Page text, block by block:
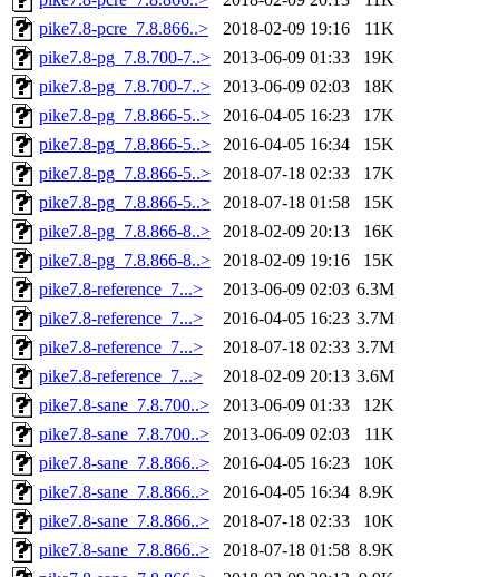
pike7.8-pcre_7.8.866..>
2018-02-09 19:16
11K
pike7.8-pg_7.8.700-7..>
2013-06-09 01:33
19K
pike7.8-pg_7.8.700-7..>
2013-06-09 02:03
18K
pike7.8-pg_7.8.866-5..>
2016-04-05 16:23
17K
pike7.8-pg_7.8.866-5..>
2016-04-05 16:34
15K
pike7.8-pg_7.8.866-5..>
2018-07-18 02:33
17K
pike7.8-pg_7.8.866-5..>
2018-07-18 01:58
15K
pike7.8-pg_7.8.866-8..>
2018-02-09 20:13
16K
pike7.8-pg_7.8.866-8..>
2018-02-09 19:16
15K
pike7.8-reference_7...>
2013-06-09 02:03 6.3M
pike7.8-reference_7...>
2016-04-05 16:23 3.7M
pike7.8-reference_7...>
2018-07-18 02:33 3.7M
pike7.8-reference_7...>
2018-02-09 20:13 3.6M
pike7.8-sane_7.8.700..>
2013-06-09 01:33
12K
pike7.8-sane_7.8.700..>
2013-06-09 02:03
11K
pike7.8-sane_7.8.866..>
2016-04-05 16:23
10K
pike7.8-sane_7.8.866..>
2016-04-05 16:34 8.9K
pike7.8-sane_7.8.866..>
2018-07-18 02:33
10K
pike7.8-sane_7.8.866..>
2018-07-18 01:58 8.9K